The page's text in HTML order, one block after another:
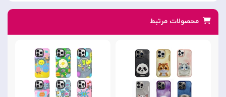
محصولات مرتبط